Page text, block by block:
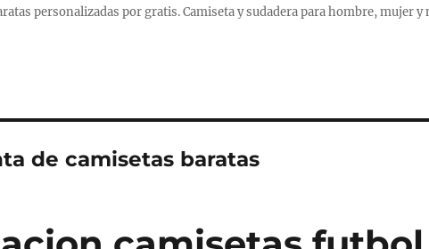
personalizadas por gratis. Camiseta y sudadera para hombre, mujer y
de camisetas baratas